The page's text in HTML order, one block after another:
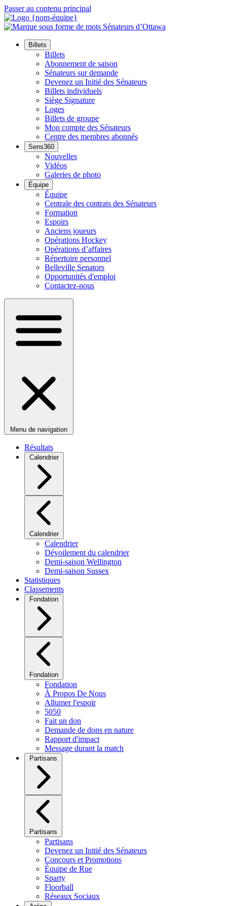
Passer au contenu principal
Billets
Billets
Abonnement de saison
Sénateurs sur demande
Devenez un Initié des Sénateurs
Billets individuels
Siège Signature
Loges
Billets de groupe
Mon compte des Sénateurs
Centre des membres abonnés
Sens360
Nouvelles
Vidéos
Galeries de photo
Équipe
Équipe
Centrale des contrats des Sénateurs
Formation
Espoirs
Anciens joueurs
Opérations Hockey
Opérations d’affaires
Répertoire personnel
Belleville Senators
Opportunités d'emploi
Contactez-nous
Menu de navigation
Résultats
Calendrier
Calendrier
Calendrier
Dévoilement du calendrier
Demi-saison Wellington
Demi-saison Sussex
Statistiques
Classements
Fondation
Fondation
Fondation
À Propos De Nous
Allumer l'espoir
5050
Fait un don
Demande de dons en nature
Rapport d'impact
Message durant la match
Partisans
Partisans
Partisans
Devenez un Initié des Sénateurs
Concours et Promotions
Équipe de Rue
Sparty
Floorball
Réseaux Sociaux